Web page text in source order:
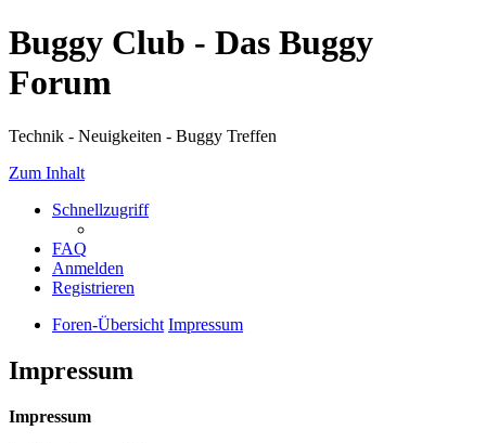
Buggy Club - Das Buggy
Forum
Technik - Neuigkeiten - Buggy Treffen
Zum Inhalt
Schnellzugriff
FAQ
Anmelden
Registrieren
Foren-Übersicht Impressum
Impressum
Impressum